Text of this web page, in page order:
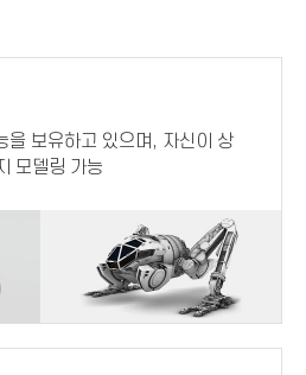
을 보유하고 있으며, 자신이 상
모델링 가능